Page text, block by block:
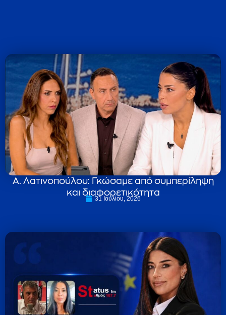
Α. Λατινοπούλου: Γκώσαμε από συμπερίληψη
και διαφορετικότητα
31 Ιουλίου, 2026